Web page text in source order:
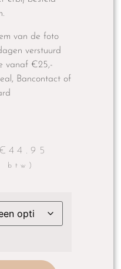
van de foto
verstuurd
vanaf €25,-
Bancontact of
€44.95
btw)